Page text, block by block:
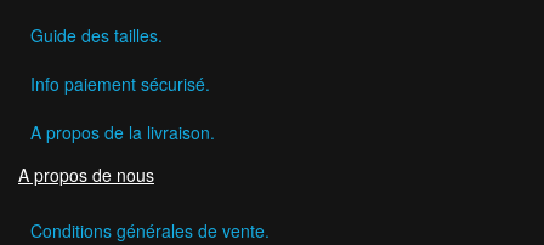
Guide des tailles.
Info paiement sécurisé.
A propos de la livraison.
A propos de nous
Conditions générales de vente.